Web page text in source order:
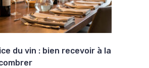
du vin : bien recevoir à la